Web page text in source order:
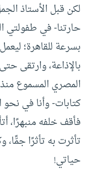
لكن قبل الأستاذ
حارتنا- في طفولتي
بسرعة للقاهرة؛
بالإذاعة، وارتقى
المصري المسموع منذ
كتابات- وأنا في
فأقف خلفه منبهرًا،
تأثرت به تأثرًا
حياتي!